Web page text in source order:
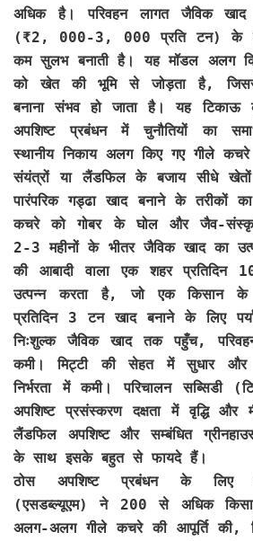
अधिक है। परिवहन लागत जैविक
(₹2, 000-3, 000 प्रति टन) के
कम सुलभ बनाती है। यह मॉडल अलग
को खेत की भूमि से जोड़ता है,
बनाना संभव हो जाता है। यह टिकाऊ
अपशिष्ट प्रबंधन में चुनौतियों का
स्थानीय निकाय अलग किए गए गीले
संयंत्रों या लैंडफिल के बजाय सीधे
पारंपरिक गड्ढा खाद बनाने के तरीकों
कचरे को गोबर के घोल और जैव-
2-3 महीनों के भीतर जैविक खाद का
की आबादी वाला एक शहर प्रतिदिन
उत्पन्न करता है, जो एक किसान
प्रतिदिन 3 टन खाद बनाने के लिए
निःशुल्क जैविक खाद तक पहुँच,
कमी। मिट्टी की सेहत में सुधार और
निर्भरता में कमी। परिचालन सब्सिडी
अपशिष्ट प्रसंस्करण दक्षता में वृद्धि और
लैंडफिल अपशिष्ट और सम्बंधित
के साथ इसके बहुत से फायदे हैं।
ठोस अपशिष्ट प्रबंधन के लिए
(एसडब्ल्यूएम) ने 200 से अधिक
अलग-अलग गीले कचरे की आपूर्ति की,